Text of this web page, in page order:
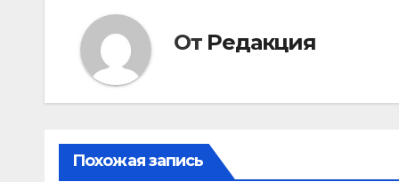
От Редакция
Похожая запись